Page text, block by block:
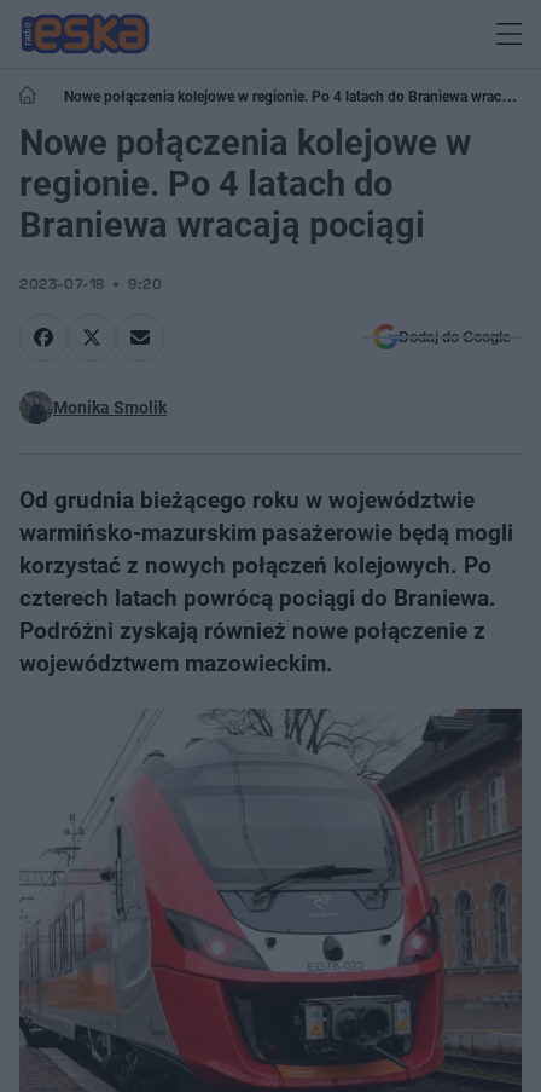
Nowe połączenia kolejowe w regionie. Po 4 latach do Braniewa wracają
pociągi
Nowe połączenia kolejowe w
regionie. Po 4 latach do
Braniewa wracają pociągi
2023-07-18 9:20
Dodaj do Google
Monika Smolik
Od grudnia bieżącego roku w województwie
warmińsko-mazurskim pasażerowie będą mogli
korzystać z nowych połączeń kolejowych. Po
czterech latach powrócą pociągi do Braniewa.
Podróżni zyskają również nowe połączenie z
województwem mazowieckim.